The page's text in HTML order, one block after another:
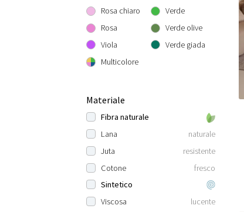
Rosa chiaro
Rosa
Viola
Multicolore
Verde
Verde olive
Verde giada
Materiale
Fibra naturale
Lana
naturale
Juta
resistente
Cotone
fresco
Sintetico
Viscosa
lucente